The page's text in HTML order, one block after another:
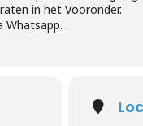
in het Vooronder.
Whatsapp.